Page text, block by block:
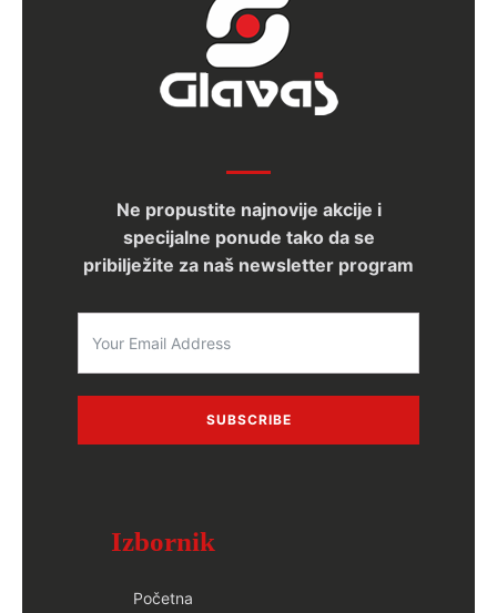
Ne propustite najnovije akcije i
specijalne ponude tako da se
pribilježite za naš newsletter program
SUBSCRIBE
Izbornik
Početna